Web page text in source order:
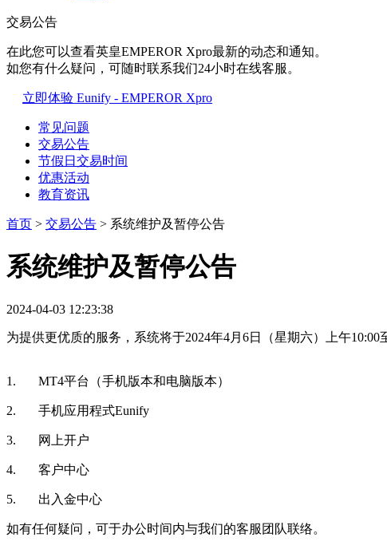
交易公告
在此您可以查看英皇EMPEROR Xpro最新的动态和通知。
如您有什么疑问，可随时联系我们24小时在线客服。
立即体验 Eunify - EMPEROR Xpro
常见问题
交易公告
节假日交易时间
优惠活动
教育资讯
首页 > 交易公告 > 系统维护及暂停公告
系统维护及暂停公告
2024-04-03 12:23:38
为提供更优质的服务，系统将于2024年4月6日（星期六）上午
1. MT4平台（手机版本和电脑版本）
2. 手机应用程式Eunify
3. 网上开户
4. 客户中心
5. 出入金中心
如有任何疑问，可于办公时间内与我们的客服团队联络。